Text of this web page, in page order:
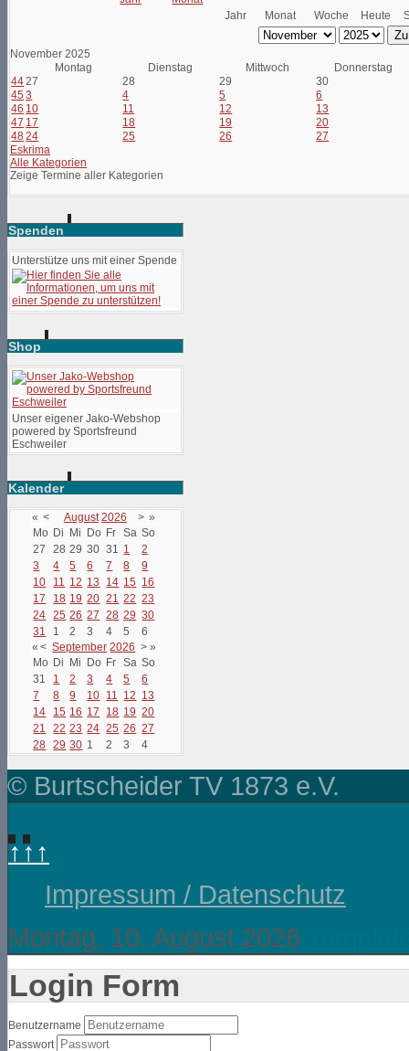
Jahr Monat Woche Heute
November 2025
Montag
Dienstag Mittwoch
Donnerstag
4427 28 29
30
45 3 4 5
6
46 10 11 12
13
47 17 18 19
20
4824 25 26
27
Eskrima
Alle Kategorien
Zeige Termine aller Kategorien
Spenden
Unterstütze uns mit einer Spende
Shop
Unser eigener Jako-Webshop
powered by Sportsfreund
Eschweiler
Kalender
« < August 2026 > »
Mo Di Mi Do Fr Sa So
27
28 29 30 31 1
2
3
4 5 6 7 8
9
10
11 12 13 14 15 16
17
18 19 20 21 22 23
24 25 26 27 28 29 30
31
1 2 3 4 5
6
« < September 2026 > »
Mo Di Mi Do Fr Sa So
31
1 2 3 4 5
6
7
8 9 10 11 12 13
14
15 16 17 18 19 20
21
22 23 24 25 26 27
28 29 30 1 2 3 4
© Burtscheider TV 1873 e.V.
↑↑↑
Impressum / Datenschutz
Montag, 10. August 2026
Login Form
Benutzername
Passwort